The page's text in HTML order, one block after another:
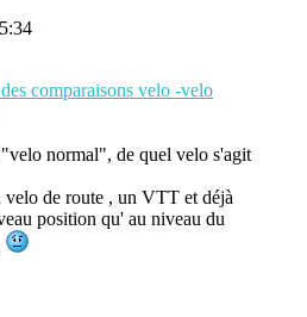
comparaisons velo -velo
normal", de quel velo s'agit
velo de route , un VTT et déjà
position qu' au niveau du